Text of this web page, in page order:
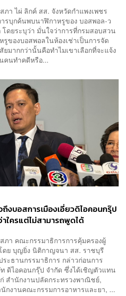
า ไผ่ ลิกค์ สส. จังหวัดกำแพงเพชร
รบุกค้นพบนาฬิกาหรูของ บอสพอล-ว
ดยระบุว่า มั่นใจว่าการที่กรมสอบสวน
ของบอสพอลในห้องเช่าเป็นการจัด
มากกว่านั้นคือทำไมเขาเลือกที่จะแจ้ง
นคนทำคดีหรือ...
ถึงบอสการเมืองเอี่ยวดิไอคอนกรุ๊ป
ใครแต่ไม่สามารถพูดได้
ภา คณะกรรมาธิการการคุ้มครองผู้
ย บุญยิ่ง นิติกาญจนา สส. ราชบุรี
ะธานกรรมาธิการ กล่าวก่อนการ
ดิไอคอนกรุ๊ป จำกัด ซึ่งได้เชิญตัวแทน
สำนักงานปลัดกระทรวงพาณิชย์,
กงานคณะกรรมการอาหารและยา, ...